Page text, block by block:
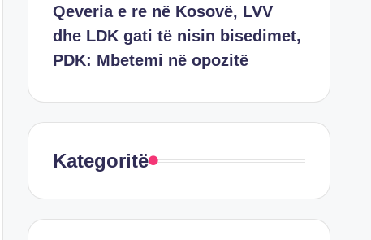
Qeveria e re në Kosovë, LVV
dhe LDK gati të nisin bisedimet,
PDK: Mbetemi në opozitë
Kategoritë